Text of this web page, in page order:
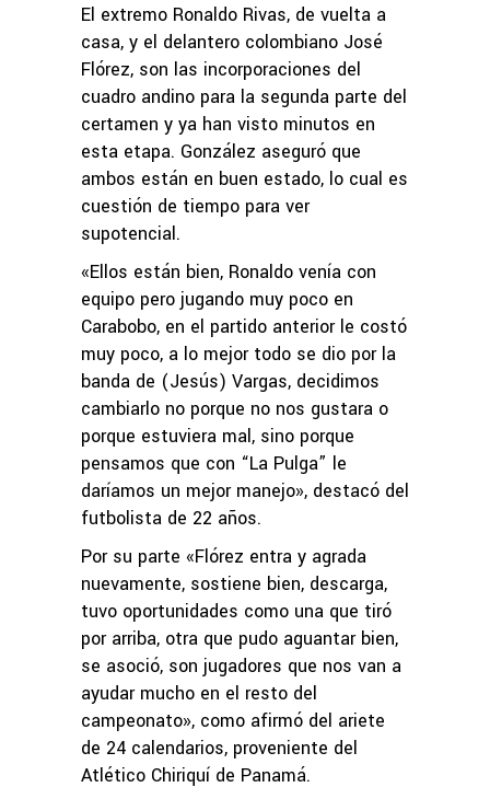
El extremo Ronaldo Rivas, de vuelta a
casa, y el delantero colombiano José
Flórez, son las incorporaciones del
cuadro andino para la segunda parte del
certamen y ya han visto minutos en
esta etapa. González aseguró que
ambos están en buen estado, lo cual es
cuestión de tiempo para ver
supotencial.
«Ellos están bien, Ronaldo venía con
equipo pero jugando muy poco en
Carabobo, en el partido anterior le costó
muy poco, a lo mejor todo se dio por la
banda de (Jesús) Vargas, decidimos
cambiarlo no porque no nos gustara o
porque estuviera mal, sino porque
pensamos que con “La Pulga” le
daríamos un mejor manejo», destacó del
futbolista de 22 años.
Por su parte «Flórez entra y agrada
nuevamente, sostiene bien, descarga,
tuvo oportunidades como una que tiró
por arriba, otra que pudo aguantar bien,
se asoció, son jugadores que nos van a
ayudar mucho en el resto del
campeonato», como afirmó del ariete
de 24 calendarios, proveniente del
Atlético Chiriquí de Panamá.